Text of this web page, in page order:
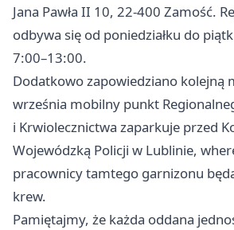
Jana Pawła II 10, 22-400 Zamość.
odbywa się od poniedziałku do
7:00–13:00.
Dodatkowo zapowiedziano kolejną
września mobilny punkt
i Krwiolecznictwa zaparkuje przed
Wojewódzką Policji w Lublinie,
pracownicy tamtego garnizonu
krew.
Pamiętajmy, że każda oddana